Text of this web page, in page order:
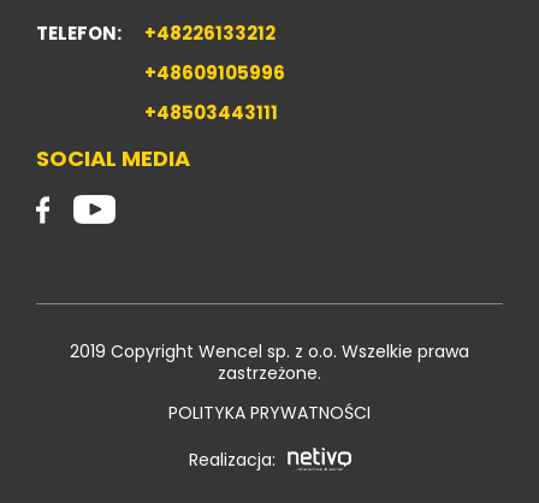
TELEFON:
+48226133212
+48609105996
+48503443111
SOCIAL MEDIA
2019 Copyright Wencel sp. z o.o. Wszelkie prawa
zastrzeżone.
POLITYKA PRYWATNOŚCI
Realizacja: